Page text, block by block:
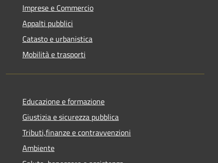
Imprese e Commercio
Appalti pubblici
Catasto e urbanistica
Mobilità e trasporti
Educazione e formazione
Giustizia e sicurezza pubblica
Tributi,finanze e contravvenzioni
Ambiente